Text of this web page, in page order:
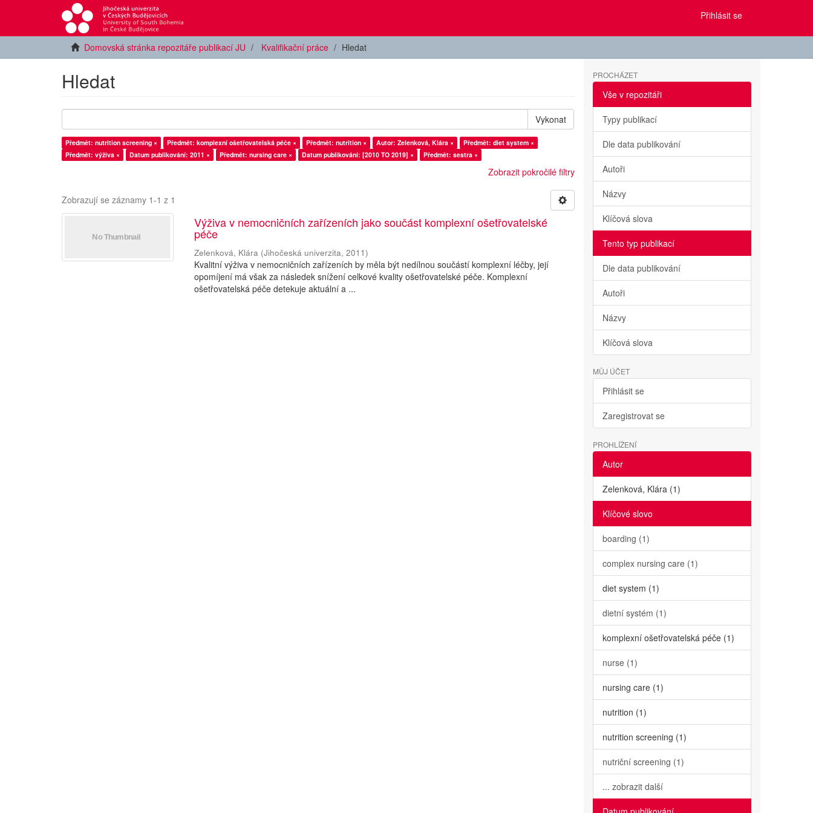
Přihlásit se
Domovská stránka repozitáře publikací JU Kvalifikační práce Hledat
Hledat
Vykonat
Předmět: nutrition screening × Předmět: komplexní ošetřovatelská péče × Předmět: nutrition × Autor: Zelenková, Klára ×
Předmět: diet system ×
Předmět: výživa ×
Datum publikování: 2011 × Předmět: nursing care × Datum publikování: [2010 TO 2019] × Předmět: sestra ×
Zobrazit pokročilé filtry
Zobrazují se záznamy 1-1 z 1
Výživa v nemocničních zařízeních jako součást komplexní ošetřovatelské
péče
Zelenková, Klára (Jihočeská univerzita,2011)
Kvalitní výživa v nemocničních zařízeních by měla být nedílnou součástí komplexní léčby, její
opomíjení má však za následek snížení celkové kvality ošetřovatelské péče. Komplexní
ošetřovatelská péče detekuje aktuální a ...
PROCHÁZET
Vše v repozitáři
Typy publikací
Dle data publikování
Autoři
Názvy
Klíčová slova
Tento typ publikací
Dle data publikování
Autoři
Názvy
Klíčová slova
MŮJ ÚČET
Přihlásit se
Zaregistrovat se
PROHLÍŽENÍ
Autor
Zelenková, Klára (1)
Klíčové slovo
boarding (1)
complex nursing care (1)
diet system (1)
dietní systém (1)
komplexní ošetřovatelská péče (1)
nurse (1)
nursing care (1)
nutrition (1)
nutrition screening (1)
nutriční screening (1)
... zobrazit další